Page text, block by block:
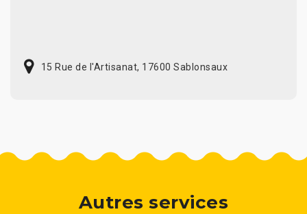
15 Rue de l'Artisanat, 17600 Sablonsaux
Autres services